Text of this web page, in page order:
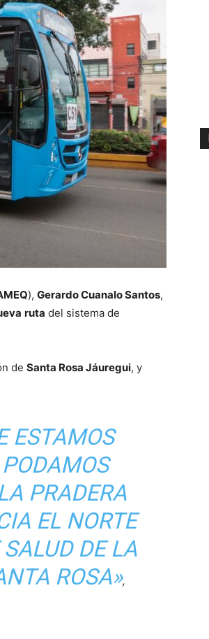
), Gerardo Cuanalo Santos,
ruta del sistema de
de Santa Rosa Jáuregui, y
ESTAMOS
PRADERA
EL NORTE
DE LA
ROSA»,